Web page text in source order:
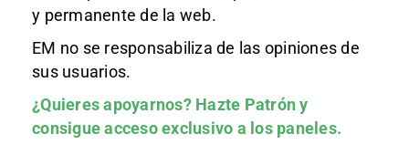
y permanente de la web.
EM no se responsabiliza de las opiniones de
sus usuarios.
¿Quieres apoyarnos? Hazte Patróny
consigue acceso exclusivo a los paneles.